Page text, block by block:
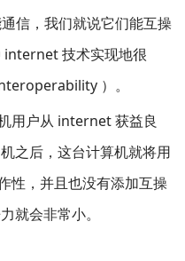
信，我们就说它们能互操
技术实现地很
）。
用户从 internet 获益良
之后，这台计算机就将用
性，并且也没有添加互操
就会非常小。